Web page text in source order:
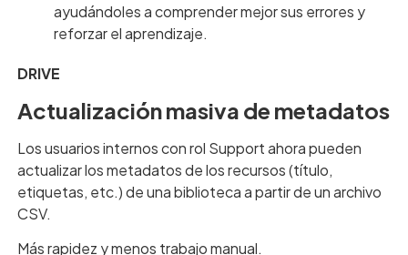
ayudándoles a comprender mejor sus errores y
reforzar el aprendizaje.
DRIVE
Actualización masiva de metadatos
Los usuarios internos con rol Support ahora pueden
actualizar los metadatos de los recursos (título,
etiquetas, etc.) de una biblioteca a partir de un archivo
CSV.
Más rapidez y menos trabajo manual.